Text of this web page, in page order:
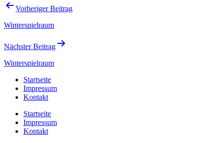
Vorheriger Beitrag
Winterspielraum
Nächster Beitrag
Winterspielraum
Startseite
Impressum
Kontakt
Startseite
Impressum
Kontakt